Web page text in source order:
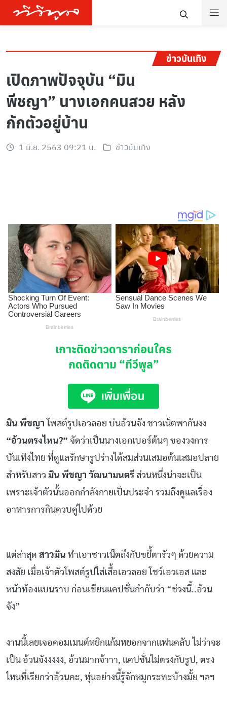
ข่าวบันเทิง
เปิดภาพปัจจุบัน “มิน
พีชญา” นางเอกคนสวย หลัง
กักตัวอยู่บ้าน
1 มิ.ย. 2563 09:21 น. ข่าวบันเทิง
เกาะติดข่าวดาราก่อนใคร
กดติดตาม “ทีวีพูล”
มิน พีชญา โพสต์รูปเอวลอย บ่นอ้วนจัง ชาวเน็ตพากันงง
“อ้วนตรงไหน?” จัดว่าเป็นนางเอกเบอร์ต้นๆ ของวงการ
บันเทิงไทย ที่ดูแลรักษารูปร่างได้สมส่วนเสมอต้นเสมอปลาย
สำหรับสาว มิน พีชญา วัฒนามนตรี ส่วนหนึ่งน่าจะเป็น
เพราะเจ้าตัวนั้นออกกำลังกายเป็นประจำ รวมถึงดูแลเรื่อง
อาหารการกินควบคู่ไปด้วย
แต่ล่าสุด สาวมิน ทำเอาชาวเน็ตถึงกับขยี้ตารัวๆ ด้วยความ
สงสัย เมื่อเจ้าตัวโพสต์รูปใส่เสื้อเอวลอย โชว์เอวเอส และ
หน้าท้องแบนราบ ก่อนเขียนแคปชั่นกำกับว่า “ช่วงนี้..อ้วน
จัง”
งานนี้เลยเจอคอมเมนต์หยิกแก้มหยอกจากแฟนคลับ ไม่ว่าจะ
เป็น อ้วนจังงงงง, อ้วนมากจ้าาา, แคปชั่นไม่ตรงกับรูป, ตรง
ไหนที่เรียกว่าอ้วนคะ, หุ่นอย่างนี้รู้จักหมูกระทะบ้างมั้ย ฯลฯ